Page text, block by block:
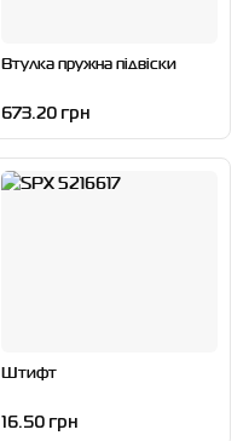
Втулка пружна підвіски
673.20 грн
Штифт
16.50 грн